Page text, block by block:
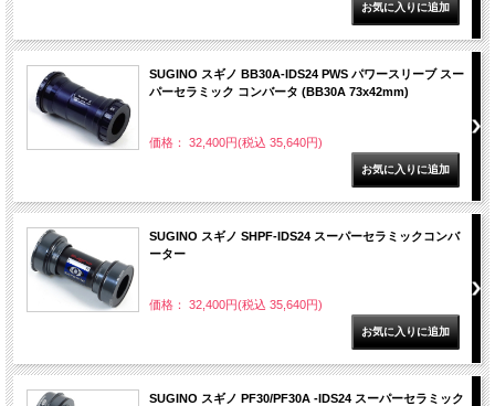
SUGINO スギノ BB30A-IDS24 PWS パワースリーブ スー
パーセラミック コンバータ (BB30A 73x42mm)
価格： 32,400円(税込 35,640円)
SUGINO スギノ SHPF-IDS24 スーパーセラミックコンバ
ーター
価格： 32,400円(税込 35,640円)
SUGINO スギノ PF30/PF30A -IDS24 スーパーセラミック